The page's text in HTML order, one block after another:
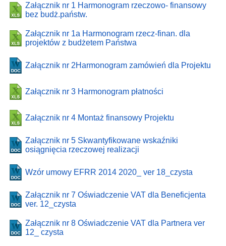
Załącznik nr 1 Harmonogram rzeczowo- finansowy
bez budż.państw.
Załącznik nr 1a Harmonogram rzecz-finan. dla
projektów z budżetem Państwa
Załącznik nr 2Harmonogram zamówień dla Projektu
Załącznik nr 3 Harmonogram płatności
Załącznik nr 4 Montaż finansowy Projektu
Załącznik nr 5 Skwantyfikowane wskaźniki
osiągnięcia rzeczowej realizacji
Wzór umowy EFRR 2014 2020_ ver 18_czysta
Załącznik nr 7 Oświadczenie VAT dla Beneficjenta
ver. 12_czysta
Załącznik nr 8 Oświadczenie VAT dla Partnera ver
12_ czysta